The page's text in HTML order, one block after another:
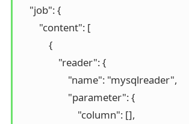
    "job": {
        "content": [
            {
                "reader": {
                    "name": "mysqlreader",							# 读取端
                    "parameter": {
                        "column": [], 								# 需要同步的列 (* 表示所有的列)